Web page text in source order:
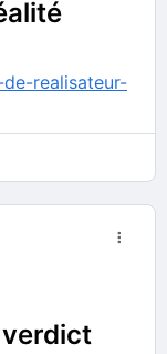
d’Assistance
realisateur-
verdict